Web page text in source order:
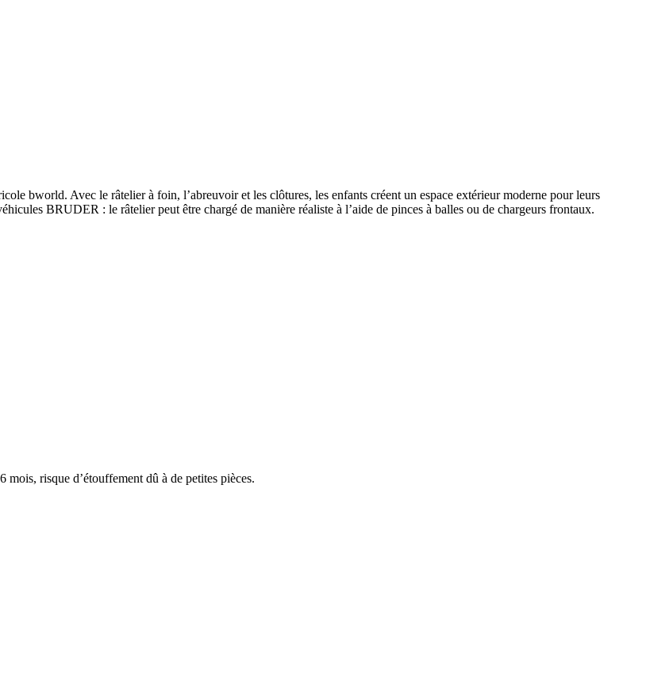
bworld. Avec le râtelier à foin, l’abreuvoir et les clôtures, les enfants créent un espace extérieur moderne pour leurs
BRUDER : le râtelier peut être chargé de manière réaliste à l’aide de pinces à balles ou de chargeurs frontaux.
risque d’étouffement dû à de petites pièces.